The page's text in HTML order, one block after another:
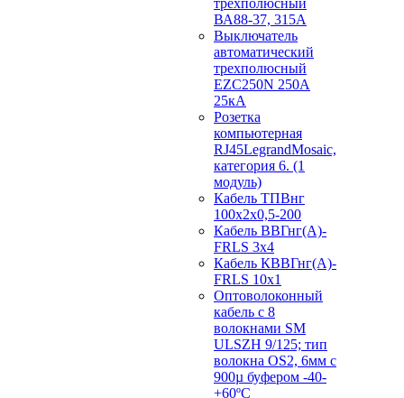
трехполюсный
ВА88-37, 315А
Выключатель
автоматический
трехполюсный
EZC250N 250А
25кА
Розетка
компьютерная
RJ45LegrandMosaic,
категория 6. (1
модуль)
Кабель ТПВнг
100х2х0,5-200
Кабель ВВГнг(А)-
FRLS 3х4
Кабель КВВГнг(А)-
FRLS 10х1
Оптоволоконный
кабель с 8
волокнами SM
ULSZH 9/125; тип
волокна OS2, 6мм с
900µ буфером -40-
+60ºC